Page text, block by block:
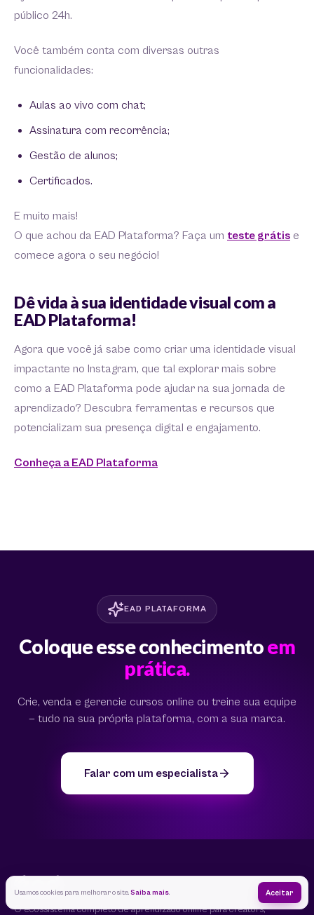
público 24h.
Você também conta com diversas outras
funcionalidades:
Aulas ao vivo com chat;
Assinatura com recorrência;
Gestão de alunos;
Certificados.
E muito mais!
O que achou da EAD Plataforma? Faça um teste grátis e
comece agora o seu negócio!
Dê vida à sua identidade visual com a
EAD Plataforma!
Agora que você já sabe como criar uma identidade visual
impactante no Instagram, que tal explorar mais sobre
como a EAD Plataforma pode ajudar na sua jornada de
aprendizado? Descubra ferramentas e recursos que
potencializam sua presença digital e engajamento.
Conheça a EAD Plataforma
EAD PLATAFORMA
Coloque esse conhecimentoem
prática.
Crie, venda e gerencie cursos online ou treine sua equipe
— tudo na sua própria plataforma, com a sua marca.
Falar com um especialista
O ecossistema completo de aprendizado online para creators,
Usamos cookies para melhorar o site.Saiba mais. Aceitar